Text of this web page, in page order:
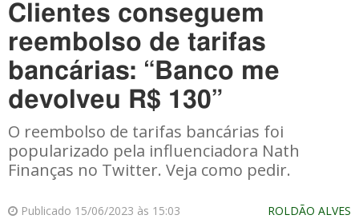
Clientes conseguem
reembolso de tarifas
bancárias: “Banco me
devolveu R$ 130”
O reembolso de tarifas bancárias foi
popularizado pela influenciadora Nath
Finanças no Twitter. Veja como pedir.
Publicado 15/06/2023 às 15:03 ROLDÃO ALVES